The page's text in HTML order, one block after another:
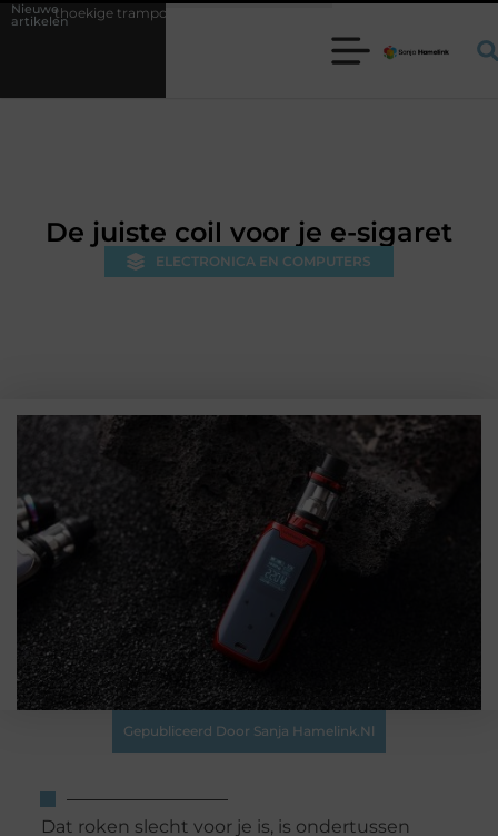
Nieuwe
artikelen
trampoline kiezen voor jouw tuin
De juiste coil voor je e-sigaret
ELECTRONICA EN COMPUTERS
Gepubliceerd Door Sanja Hamelink.nl
Dat roken slecht voor je is, is ondertussen